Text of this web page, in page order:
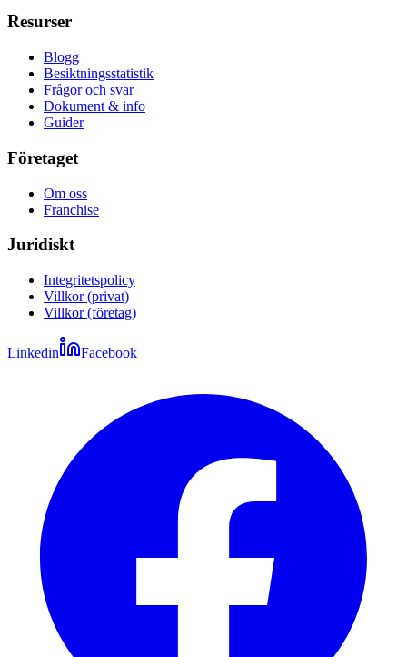
Resurser
Blogg
Besiktningsstatistik
Frågor och svar
Dokument & info
Guider
Företaget
Om oss
Franchise
Juridiskt
Integritetspolicy
Villkor (privat)
Villkor (företag)
Linkedin Facebook